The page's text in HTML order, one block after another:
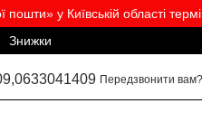
у Київській області
Знижки
0633041409 Передзвонити вам?